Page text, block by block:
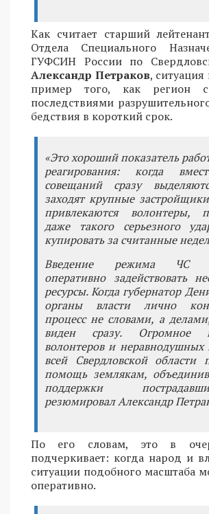
Как считает старший
Отдела Специального
ГУФСИН России по
Александр Петраков, ситуация
пример того, как регион
последствиями
бедствия в короткий срок.
«Это хороший показатель
реагирования: когда
совещаний сразу
заходят крупные
привлекаются волонтеры,
даже такого серьезного
купировать за считанные
Введение режима ЧС
оперативно задействовать
ресурсы. Когда губернатор
органы власти лично
процесс не словами, а
виден сразу. Огромное
волонтеров и неравнодушных
всей Свердловской
помощь землякам,
поддержки
резюмировал Александр
По его словам, это в
подчеркивает: когда народ и
ситуации подобного масштаба
оперативно.